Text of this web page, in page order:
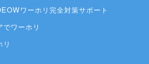
ワーホリ完全対策サポート
でワーホリ
リ